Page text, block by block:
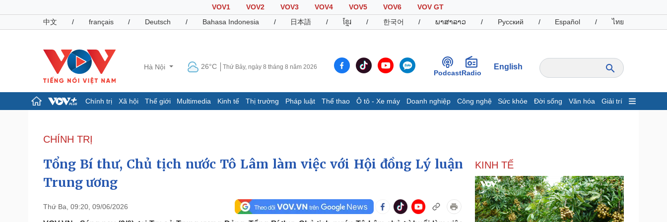
VOV1 VOV2 VOV3 VOV4 VOV5 VOV6
VOV GT
中文
/ français / Deutsch / Bahasa Indonesia / 日本語 / ខ្មែរ / 한국어 / ພາສາລາວ / Русский / Español / ไทย
Hà Nội 26°C Thứ Bảy, ngày 8 tháng 8 năm 2026
PodcastRadio
English
Chính trị Xã hội Thế giới Multimedia Kinh tế Thị trường Pháp luật Thể thao Ô tô - Xe máy Doanh nghiệp Công nghệ Sức khỏe Đời sống Văn hóa Giải trí
Đảng
Tổ chức nhân sự
Quốc hội
Nhận diện sự thật
Giáo dục
Dấu ấn VOV
Infographic
Giá cà phê
Pháp luật
Thể thao
Ô tô - Xe máy
Doanh nghiệp
Thông tin doanh nghiệp
Công nghệ
Sành điệu
CHÍNH TRỊ
Tổng Bí thư, Chủ tịch nước Tô Lâm làm việc với Hội đồng Lý luận
Trung ương
Thứ Ba, 09:20, 09/06/2026
KINH TẾ